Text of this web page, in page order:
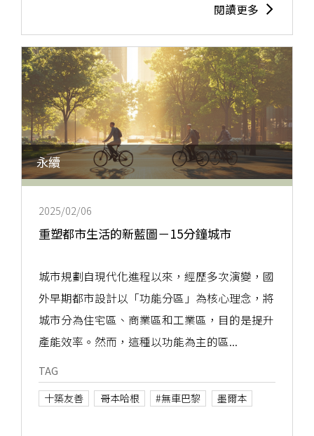
閱讀更多
永續
2025/02/06
重塑都市生活的新藍圖－15分鐘城市
城市規劃自現代化進程以來，經歷多次演變，國
外早期都市設計以「功能分區」為核心理念，將
城市分為住宅區、商業區和工業區，目的是提升
產能效率。然而，這種以功能為主的區...
TAG
十築友善
哥本哈根 #無車巴黎 墨爾本